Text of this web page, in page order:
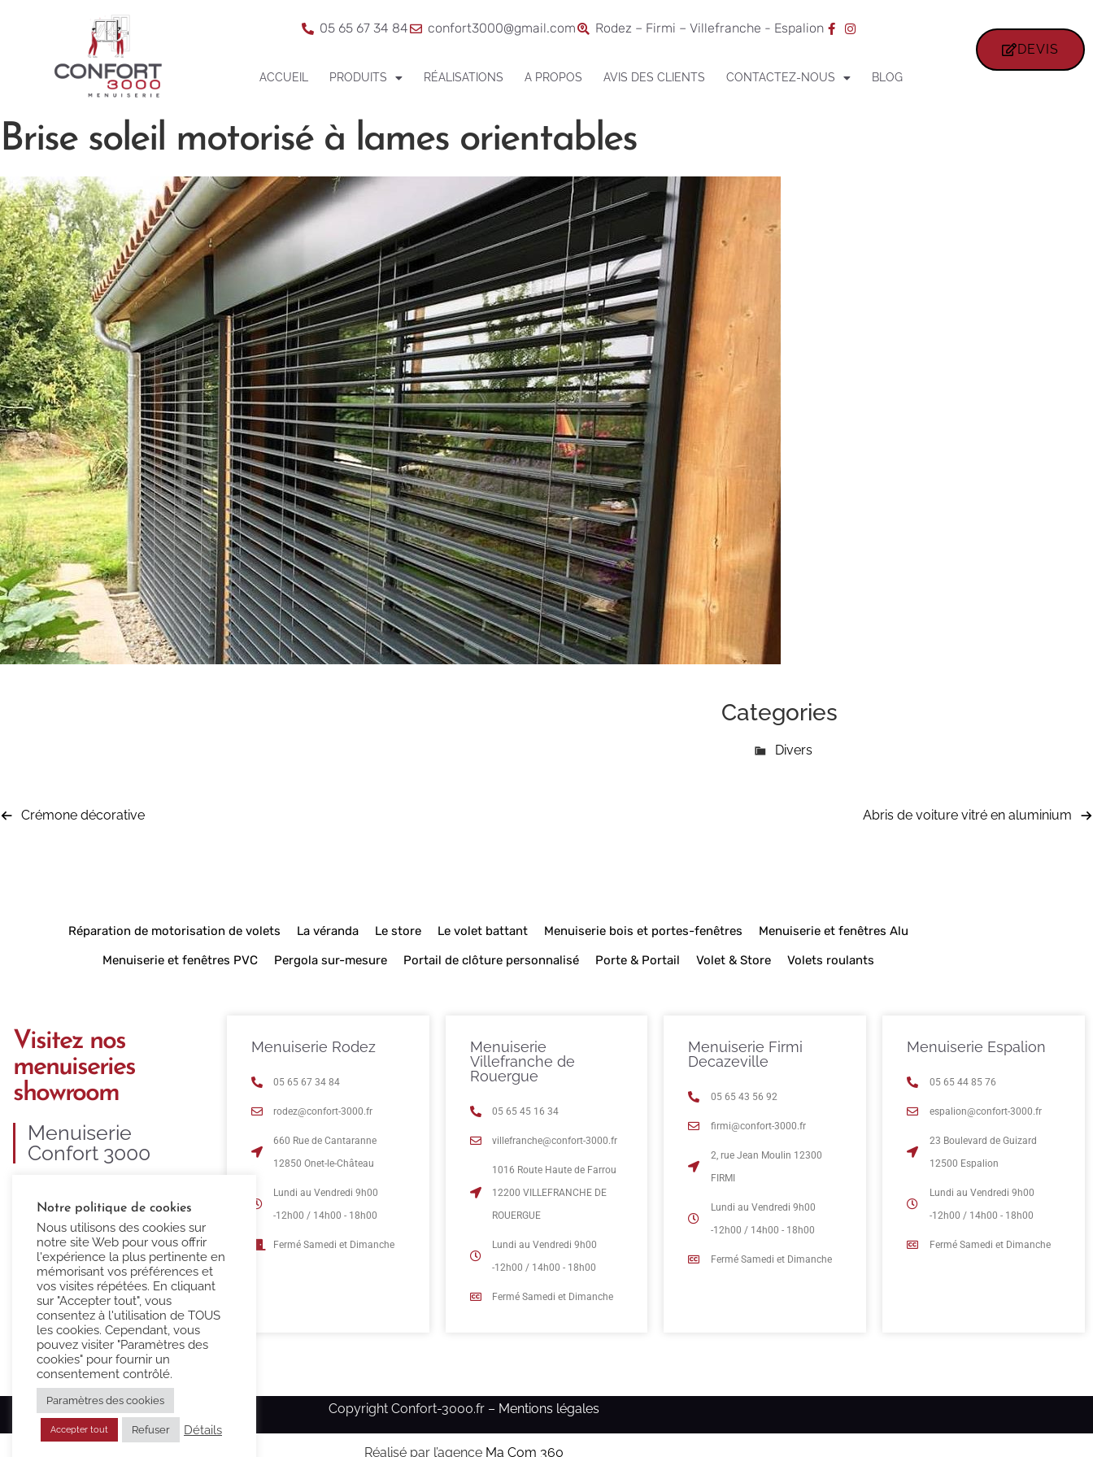
05 65 67 34 84 confort3000@gmail.com Rodez – Firmi – Villefranche - Espalion
ACCUEIL PRODUITS RÉALISATIONS A PROPOS AVIS DES CLIENTS CONTACTEZ-NOUS BLOG
DEVIS
Brise soleil motorisé à lames orientables
Categories
Divers
Crémone décorative Abris de voiture vitré en aluminium
Réparation de motorisation de volets La véranda Le store Le volet battant Menuiserie bois et portes-fenêtres
Menuiserie et fenêtres Alu
Menuiserie et fenêtres PVC
Pergola sur-mesure Portail de clôture personnalisé Porte & Portail Volet & Store Volets roulants
Visitez nos
menuiseries
showroom
Menuiserie
Confort 3000
fourniture et pose de menuiseries
PVC, ALU, BOIS et MIXTE.
Menuiserie Rodez
05 65 67 34 84
rodez@confort-3000.fr
660 Rue de Cantaranne
12850 Onet-le-Château
Lundi au Vendredi 9h00
-12h00 / 14h00 - 18h00
Fermé Samedi et Dimanche
Menuiserie
Villefranche de
Rouergue
05 65 45 16 34
villefranche@confort-3000.fr
1016 Route Haute de Farrou
12200 VILLEFRANCHE DE
ROUERGUE
Lundi au Vendredi 9h00
-12h00 / 14h00 - 18h00
Fermé Samedi et Dimanche
Menuiserie Firmi
Decazeville
05 65 43 56 92
firmi@confort-3000.fr
2, rue Jean Moulin 12300
FIRMI
Lundi au Vendredi 9h00
-12h00 / 14h00 - 18h00
Fermé Samedi et Dimanche
Menuiserie Espalion
05 65 44 85 76
espalion@confort-3000.fr
23 Boulevard de Guizard
12500 Espalion
Lundi au Vendredi 9h00
-12h00 / 14h00 - 18h00
Fermé Samedi et Dimanche
Copyright Confort-3000.fr – Mentions légales
Réalisé par l’agence Ma Com 360
Notre politique de cookies
Nous utilisons des cookies sur
notre site Web pour vous offrir
l'expérience la plus pertinente en
mémorisant vos préférences et
vos visites répétées. En cliquant
sur "Accepter tout", vous
consentez à l'utilisation de TOUS
les cookies. Cependant, vous
pouvez visiter "Paramètres des
cookies" pour fournir un
consentement contrôlé.
Paramètres des cookies
Accepter tout Refuser Détails